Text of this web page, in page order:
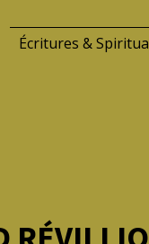
Écritures &